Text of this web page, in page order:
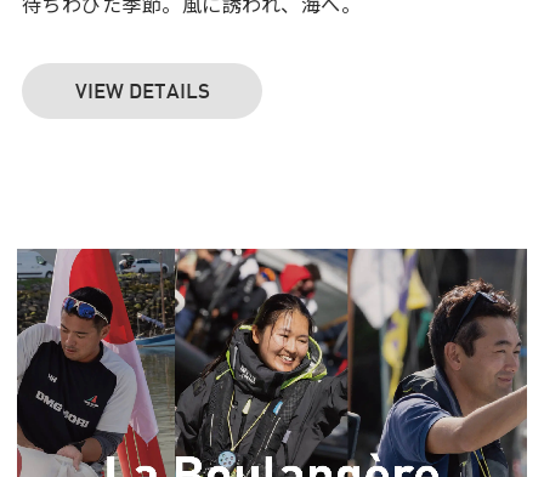
VIEW DETAILS